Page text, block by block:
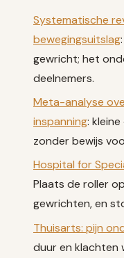
Systematische
bewegingsuitslag
gewricht; het
deelnemers.
Meta-analyse
inspanning:
zonder bewijs
Hospital for
Plaats de roller
gewrichten, en
Thuisarts: pijn
duur en